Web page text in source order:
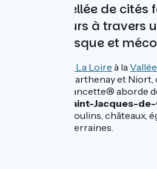
Constellée de cités
parcours à travers
pittoresque et
Vallée de La Loire à la
par Thouars, Parthenay et
sur La Vélo Francette® aborde
pèlerins de Saint-Jacques-
vieux ponts, moulins, châteaux,
fontaines souterraines.